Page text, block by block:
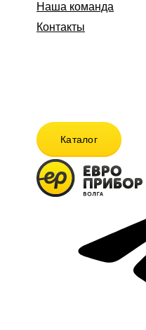
Наша команда
Контакты
Каталог